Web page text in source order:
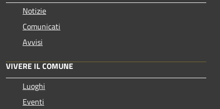
Notizie
Comunicati
Avvisi
VIVERE IL COMUNE
Luoghi
Eventi